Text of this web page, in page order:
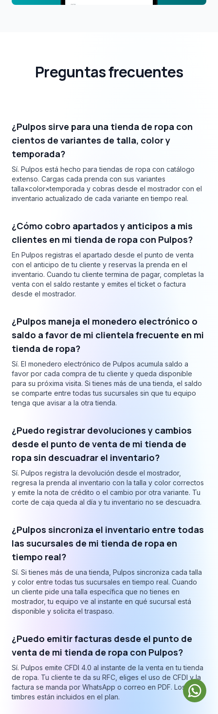
Preguntas frecuentes
¿Pulpos sirve para una tienda de ropa con
cientos de variantes de talla, color y
temporada?
Sí. Pulpos está hecho para tiendas de ropa con catálogo
extenso. Cargas cada prenda con sus variantes
talla×color×temporada y cobras desde el mostrador con el
inventario actualizado de cada variante en tiempo real.
¿Cómo cobro apartados y anticipos a mis
clientes en mi tienda de ropa con Pulpos?
En Pulpos registras el apartado desde el punto de venta
con el anticipo de tu cliente y reservas la prenda en el
inventario. Cuando tu cliente termina de pagar, completas la
venta con el saldo restante y emites el ticket o factura
desde el mostrador.
¿Pulpos maneja el monedero electrónico o
saldo a favor de mi clientela frecuente en mi
tienda de ropa?
Sí. El monedero electrónico de Pulpos acumula saldo a
favor por cada compra de tu cliente y queda disponible
para su próxima visita. Si tienes más de una tienda, el saldo
se comparte entre todas tus sucursales sin que tu equipo
tenga que avisar a la otra tienda.
¿Puedo registrar devoluciones y cambios
desde el punto de venta de mi tienda de
ropa sin descuadrar el inventario?
Sí. Pulpos registra la devolución desde el mostrador,
regresa la prenda al inventario con la talla y color correctos
y emite la nota de crédito o el cambio por otra variante. Tu
corte de caja queda al día y tu inventario no se descuadra.
¿Pulpos sincroniza el inventario entre todas
las sucursales de mi tienda de ropa en
tiempo real?
Sí. Si tienes más de una tienda, Pulpos sincroniza cada talla
y color entre todas tus sucursales en tiempo real. Cuando
un cliente pide una talla específica que no tienes en
mostrador, tu equipo ve al instante en qué sucursal está
disponible y solicita el traspaso.
¿Puedo emitir facturas desde el punto de
venta de mi tienda de ropa con Pulpos?
Sí. Pulpos emite CFDI 4.0 al instante de la venta en tu tienda
de ropa. Tu cliente te da su RFC, eliges el uso de CFDI y la
factura se manda por WhatsApp o correo en PDF. Los
timbres están incluidos en el plan.